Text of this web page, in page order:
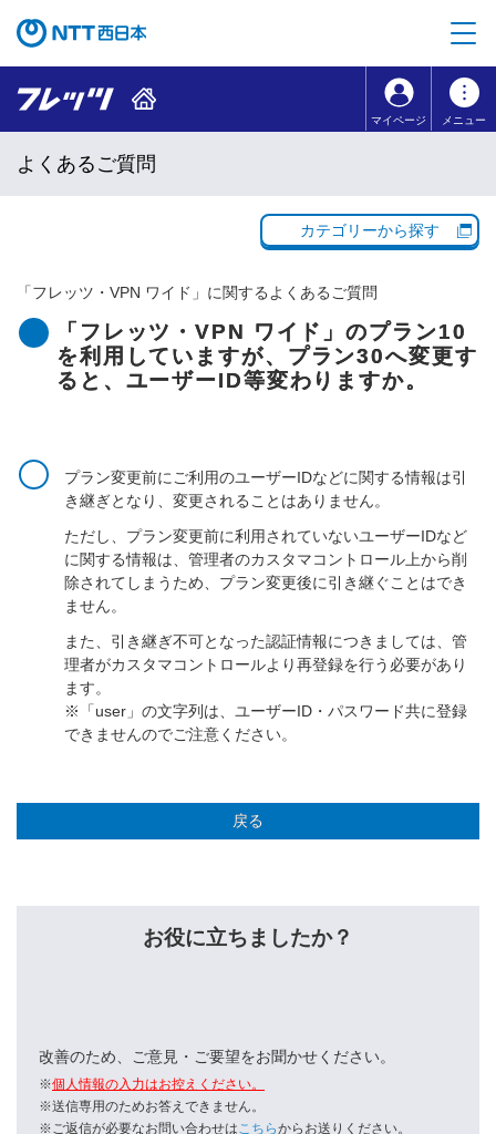
コンテンツのリンクナビゲーションへ移動
マイページ メニュー
よくあるご質問
カテゴリーから探す
「フレッツ・VPN ワイド 」に関するよくあるご質問
「フレッツ・VPN ワイド」のプラン10
を利用していますが、プラン30へ変更す
ると、ユーザーID等変わりますか。
プラン変更前にご利用のユーザーIDなどに関する情報は引
き継ぎとなり、変更されることはありません。
ただし、プラン変更前に利用されていないユーザーIDなど
に関する情報は、管理者のカスタマコントロール上から削
除されてしまうため、プラン変更後に引き継ぐことはでき
ません。
また、引き継ぎ不可となった認証情報につきましては、管
理者がカスタマコントロールより再登録を行う必要があり
ます。
※「user」の文字列は、ユーザーID・パスワード共に登録
できませんのでご注意ください。
戻る
お役に立ちましたか？
改善のため、ご意見・ご要望をお聞かせください。
※個人情報の入力はお控えください。
※送信専用のためお答えできません。
※ご返信が必要なお問い合わせは こちらからお送りください。